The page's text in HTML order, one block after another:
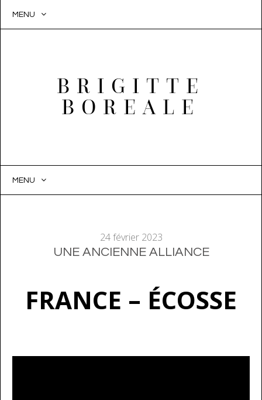
MENU
BRIGITTE
BOREALE
MENU
24 février 2023
UNE ANCIENNE ALLIANCE
FRANCE – ÉCOSSE